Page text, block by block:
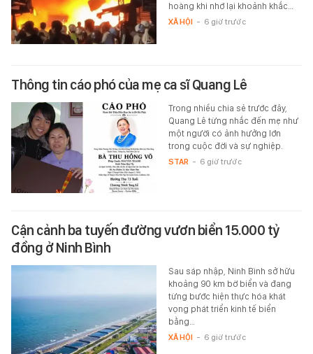
hoàng khi nhớ lại khoảnh khắc…
XÃ HỘI - 6 giờ trước
Thông tin cáo phó của mẹ ca sĩ Quang Lê
Trong nhiều chia sẻ trước đây,
Quang Lê từng nhắc đến mẹ như
một người có ảnh hưởng lớn
trong cuộc đời và sự nghiệp.
STAR - 6 giờ trước
Cận cảnh ba tuyến đường vươn biển 15.000 tỷ
đồng ở Ninh Bình
Sau sáp nhập, Ninh Bình sở hữu
khoảng 90 km bờ biển và đang
từng bước hiện thực hóa khát
vọng phát triển kinh tế biển
bằng…
XÃ HỘI - 6 giờ trước